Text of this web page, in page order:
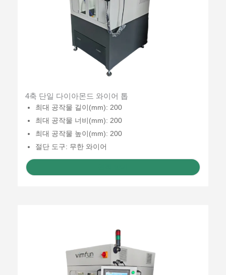
4축 단일 다이아몬드 와이어 톱
최대 공작물 길이(mm): 200
최대 공작물 너비(mm): 200
최대 공작물 높이(mm): 200
절단 도구: 무한 와이어